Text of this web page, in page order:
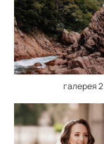
галерея 2